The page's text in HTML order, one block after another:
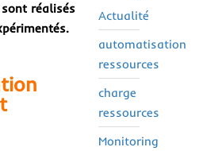
réalisés
Actualité
automatisation
ressources
charge
ressources
Monitoring